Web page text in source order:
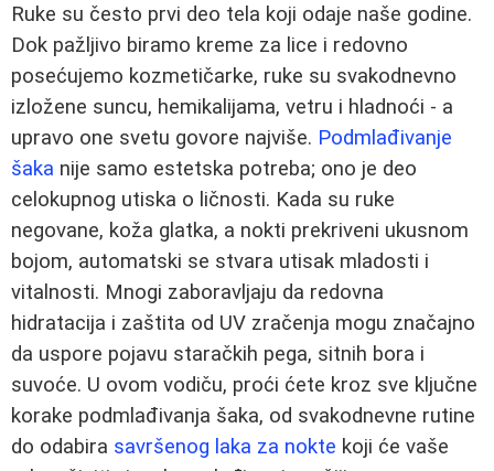
Ruke su često prvi deo tela koji odaje naše godine.
Dok pažljivo biramo kreme za lice i redovno
posećujemo kozmetičarke, ruke su svakodnevno
izložene suncu, hemikalijama, vetru i hladnoći - a
upravo one svetu govore najviše. Podmlađivanje
šaka nije samo estetska potreba; ono je deo
celokupnog utiska o ličnosti. Kada su ruke
negovane, koža glatka, a nokti prekriveni ukusnom
bojom, automatski se stvara utisak mladosti i
vitalnosti. Mnogi zaboravljaju da redovna
hidratacija i zaštita od UV zračenja mogu značajno
da uspore pojavu staračkih pega, sitnih bora i
suvoće. U ovom vodiču, proći ćete kroz sve ključne
korake podmlađivanja šaka, od svakodnevne rutine
do odabira savršenog laka za nokte koji će vaše